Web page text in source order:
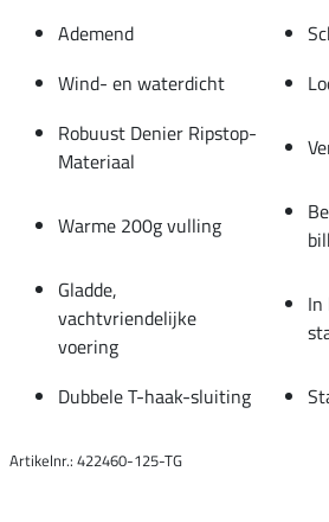
Ademend
Wind- en waterdicht
Robuust Denier Ripstop-
Materiaal
Warme 200g vulling
Gladde,
vachtvriendelijke
voering
Dubbele T-haak-sluiting
Artikelnr.: 422460-125-TG